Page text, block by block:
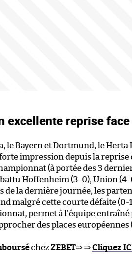
excellente reprise face
le Bayern et Dortmund, le Herta
impression depuis la reprise
(à portée des 3
Hoffenheim (3-0), Union
de la dernière journée, les
malgré cette courte défaite (0-
permet à l’équipe entraîné
des places européennes
chezZEBET⇒ ⇒Cliquez